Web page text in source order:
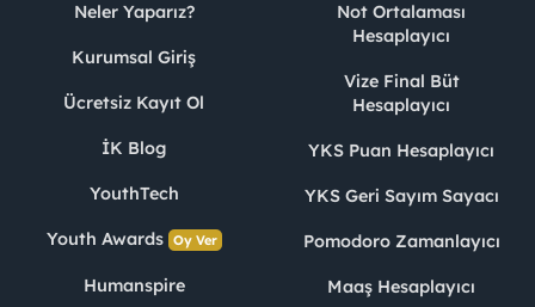
Neler Yaparız?
Kurumsal Giriş
Ücretsiz Kayıt Ol
İK Blog
YouthTech
Youth Awards Oy Ver
Humanspire
Not Ortalaması
Hesaplayıcı
Vize Final Büt
Hesaplayıcı
YKS Puan Hesaplayıcı
YKS Geri Sayım Sayacı
Pomodoro Zamanlayıcı
Maaş Hesaplayıcı